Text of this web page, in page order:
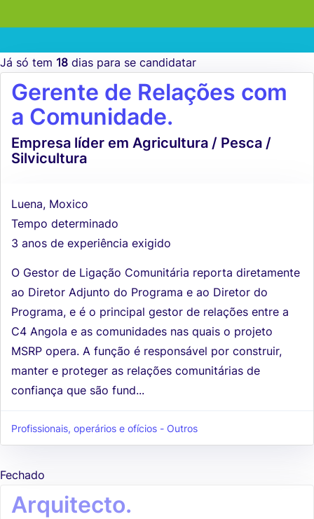
Já só tem 18 dias para se candidatar
Gerente de Relações com
a Comunidade.
Empresa líder em Agricultura / Pesca /
Silvicultura
Luena, Moxico
Tempo determinado
3 anos de experiência exigido
O Gestor de Ligação Comunitária reporta diretamente
ao Diretor Adjunto do Programa e ao Diretor do
Programa, e é o principal gestor de relações entre a
C4 Angola e as comunidades nas quais o projeto
MSRP opera. A função é responsável por construir,
manter e proteger as relações comunitárias de
confiança que são fund...
Profissionais, operários e ofícios - Outros
Fechado
Arquitecto.